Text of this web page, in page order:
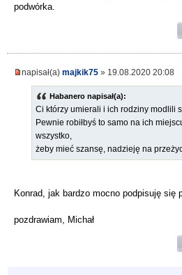
podwórka.
napisał(a) majkik75 » 19.08.2020 20:08
Habanero napisał(a):
Ci którzy umierali i ich rodziny modlili
Pewnie robiłbyś to samo na ich
wszystko,
żeby mieć szansę, nadzieję na
Konrad, jak bardzo mocno podpisuję się
pozdrawiam, Michał